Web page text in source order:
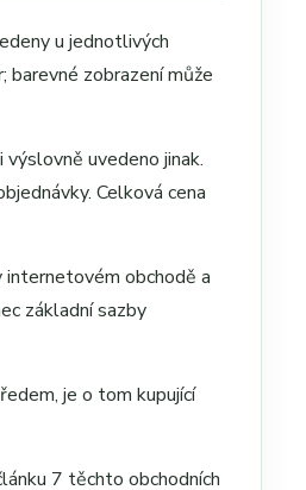
u jednotlivých
zobrazení může
uvedeno jinak.
Celková cena
internetovém obchodě a
základní sazby
je o tom kupující
7 těchto obchodních